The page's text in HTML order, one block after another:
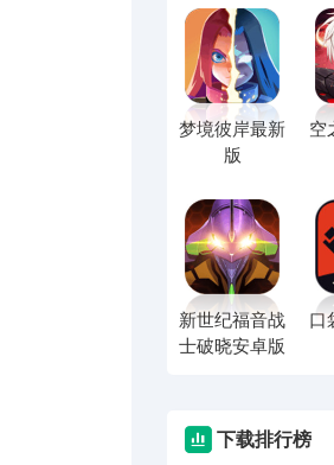
梦境彼岸最新
版
空
新世纪福音战
士破晓安卓版
口
下载排行榜